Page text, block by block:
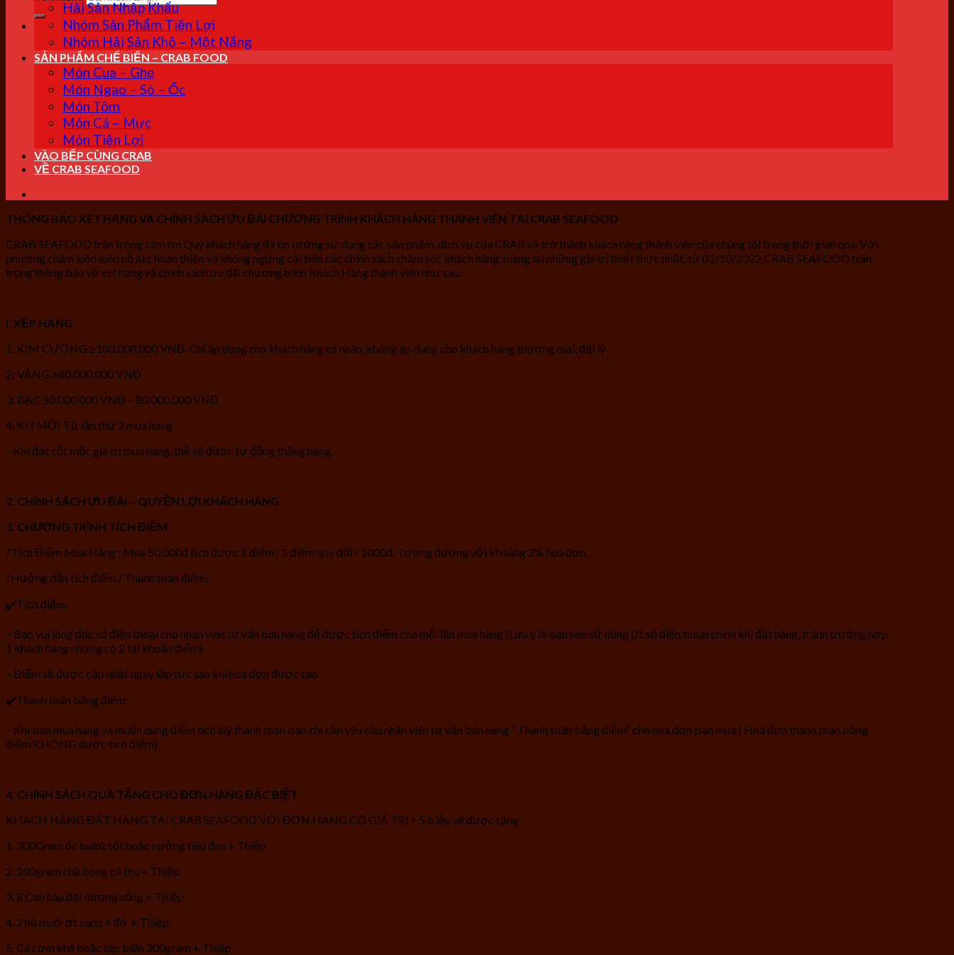
Hải Sản Nhập Khẩu
Nhóm Sản Phẩm Tiện Lợi
Nhóm Hải Sản Khô – Một Nắng
SẢN PHẨM CHẾ BIẾN – CRAB FOOD
Món Cua – Ghẹ
Món Ngao – Sò – Ốc
Món Tôm
Món Cá – Mực
Món Tiện Lợi
VÀO BẾP CÙNG CRAB
VỀ CRAB SEAFOOD
THÔNG BÁO XÉT HẠNG VÀ CHÍNH SÁCH ƯU ĐÃI CHƯƠNG TRÌNH KHÁCH HÀNG THÀNH VIÊN TẠI CRAB SEAFOOD
CRAB SEAFOOD trân trọng cám ơn Quý khách hàng đã tin tưởng sử dụng các sản phẩm, dịch vụ của CRAB và trở thành khách hàng thành viên của chúng tôi trong thời gian qua. Với
phương châm luôn luôn nỗ lực hoàn thiện và không ngừng cải tiến các chính sách chăm sóc khách hàng, mang lại những giá trị thiết thực nhất, từ 01/10/2022,CRAB SEAFOOD trân
trọng thông báo về xét hạng và chính sách ưu đãi chương trình Khách Hàng thành viên như sau:
I. XẾP HẠNG
1: KIM CƯƠNG ≥100.000.000 VNĐ. Chỉ áp dụng cho khách hàng cá nhân, không áp dụng cho khách hàng thương mại, đại lý
2: VÀNG ≥80.000.000 VNĐ
3: BẠC 50.000.000 VNĐ – 80.000.000 VNĐ
4: KH MỚI Từ lần thứ 2 mua hàng
– Khi đạt cột mốc giá trị mua hàng, thẻ sẽ được tự động thăng hạng.
2. CHÍNH SÁCH ƯU ĐÃI – QUYỀN LỢI KHÁCH HÀNG
3. CHƯƠNG TRÌNH TÍCH ĐIỂM
?Tích Điểm Mua Hàng : Mua 50,000đ tích được 1 điểm ; 1 điểm quy đổi= 1000đ. Tương đương với khoảng 2% hoá đơn.
?Hướng dẫn tích điểm / Thanh toán điểm:
✔️Tích điểm:
– Bạn vui lòng đọc số điện thoại cho nhân viên tư vấn bán hàng để được tích điểm cho mỗi lần mua hàng (Lưu ý là bạn nên sử dụng 01 số điện thoại chính khi đặt hàng, tránh trường hợp
1 khách hàng nhưng có 2 tài khoản điểm)
– Điểm sẽ được cập nhật ngay lập tức sau khi hoá đơn được tạo
✔️Thanh toán bằng điểm:
– Khi bạn mua hàng và muốn dùng điểm tích luỹ thanh toán bạn chỉ cần yêu cầu nhân viên tư vấn bán hàng “ Thanh toán bằng điểm” cho hoá đơn bạn mua ( Hoá đơn thanh toán bằng
điểm KHÔNG được tích điểm)
4. CHÍNH SÁCH QUÀ TẶNG CHO ĐƠN HÀNG ĐẶC BIỆT
KHÁCH HÀNG ĐẶT HÀNG TẠI CRAB SEAFOOD VỚI ĐƠN HÀNG CÓ GIÁ TRỊ > 5 triệu sẽ được tặng :
1. 300Gram ốc bulot sốt hoặc nướng tiêu đen + Thiệp
2. 100gram chà bông cá thu + Thiệp
3. 8 Con hàu đại dương sống + Thiệp
4. 2 hủ muối ớt xanh + đỏ + Thiệp
5. Cá cơm khô hoặc tép biển 300gram + Thiệp